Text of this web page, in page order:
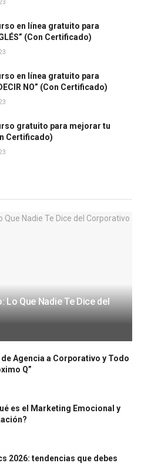
en línea gratuito para
(Con Certificado)
en línea gratuito para
NO” (Con Certificado)
gratuito para mejorar tu
Certificado)
Que Nadie Te Dice del
Agencia a Corporativo y Todo
Q”
es el Marketing Emocional y
2026: tendencias que debes